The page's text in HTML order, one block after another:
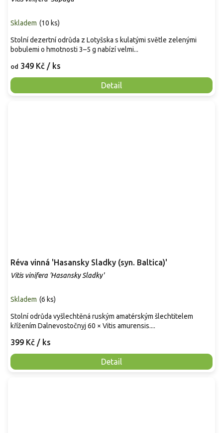
Skladem (10 ks)
od 349 Kč / ks
Detail
Stolní dezertní odrůda z Lotyšska s kulatými světle zelenými
bobulemi o hmotnosti 3–5 g nabízí velmi...
Réva vinná 'Hasansky Sladky (syn. Baltica)'
Vitis vinifera 'Hasansky Sladky'
Skladem (6 ks)
399 Kč / ks
Detail
Stolní odrůda vyšlechtěná ruským amatérským šlechtitelem
křížením Dalnevostočnyj 60 × Vitis amurensis....